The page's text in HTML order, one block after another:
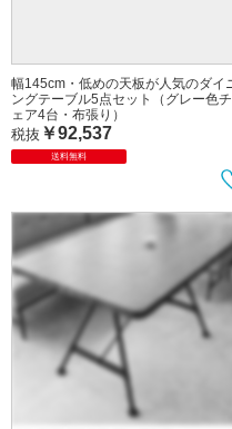
送料無料
幅145cm・低めの天板が人気のダイニ
ングテーブル5点セット（グレー色チ
￥92,537